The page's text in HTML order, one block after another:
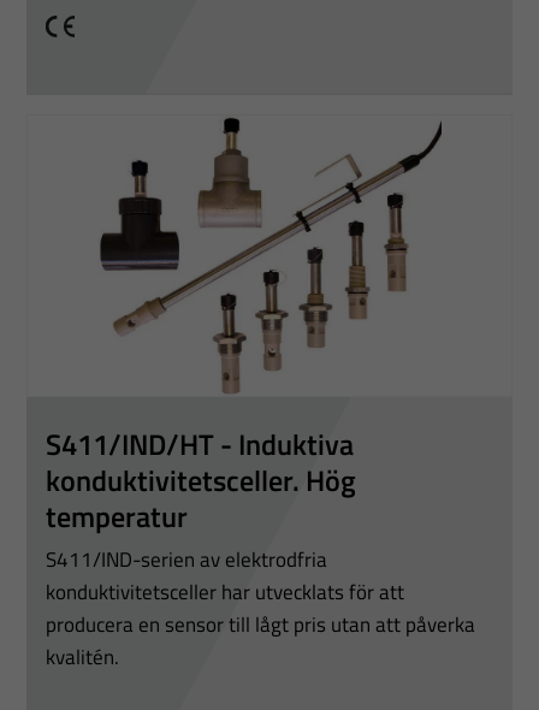
CE
S411/IND/HT - Induktiva
konduktivitetsceller. Hög
temperatur
S411/IND-serien av elektrodfria
konduktivitetsceller har utvecklats för att
producera en sensor till lågt pris utan att påverka
kvalitén.